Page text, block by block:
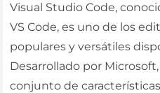
Visual Studio Code,
VS Code, es uno de los
populares y versátiles
Desarrollado por
conjunto de